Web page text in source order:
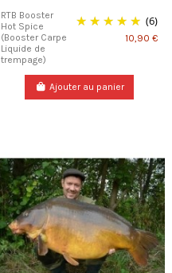
RTB Booster
Hot Spice
(Booster Carpe
Liquide de
trempage)
(6)
10,90 €
Ajouter au panier